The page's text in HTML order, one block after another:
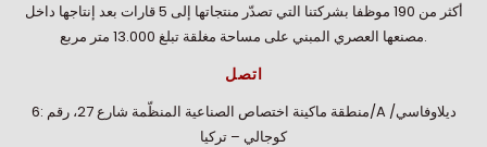
أكثر من 190 موظفا بشركتنا التي تصدّر منتجاتها إلى 5 قارات بعد إنتاجها داخل
مصنعها العصري المبني على مساحة مغلقة تبلغ 13.000 متر مربع.
اتصل
منطقة ماكينة اختصاص الصناعية المنظّمة شارع 27، رقم :6/A ديلاوفاسي/
كوجالي – تركيا